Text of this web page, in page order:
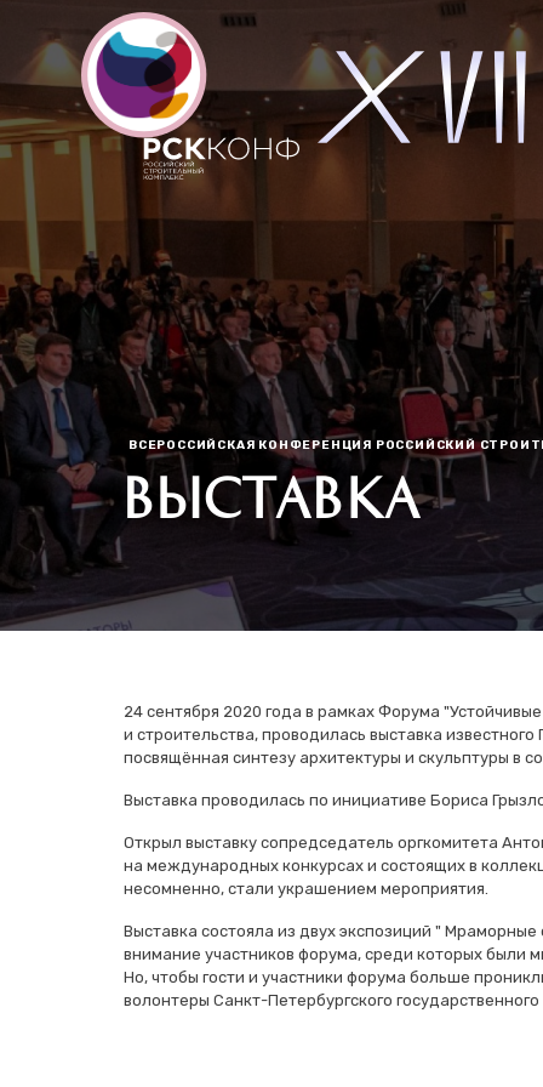
ВСЕРОССИЙСКАЯ КОНФЕРЕНЦИЯ РОССИЙСКИЙ
ВЫСТАВКА
24 сентября 2020 года в рамках Форума
и строительства, проводилась выставка
посвящённая синтезу архитектуры и скульптуры в
Выставка проводилась по инициативе Бориса
Открыл выставку сопредседатель оргкомитета
на международных конкурсах и состоящих в
несомненно, стали украшением мероприятия.
Выставка состояла из двух экспозиций "
внимание участников форума, среди которых были
Но, чтобы гости и участники форума больше
волонтеры Санкт-Петербургского